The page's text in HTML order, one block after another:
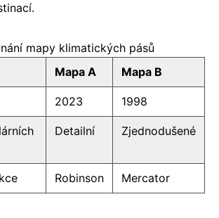
mapy klimatických pásů
Mapa A Mapa B
2023 1998
Detailní Zjednodušené
Robinson Mercator